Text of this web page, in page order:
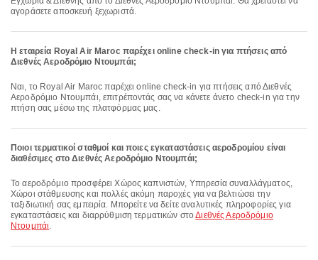
αγοράσετε αποσκευή ξεχωριστά.
Η εταιρεία Royal Air Maroc παρέχει online check-in για πτήσεις από
Διεθνές Αεροδρόμιο Ντουμπάι;
Ναι, το Royal Air Maroc παρέχει online check-in για πτήσεις από Διεθνές
Αεροδρόμιο Ντουμπάι, επιτρέποντάς σας να κάνετε άνετο check-in για την
πτήση σας μέσω της πλατφόρμας μας.
Ποιοι τερματικοί σταθμοί και ποιες εγκαταστάσεις αεροδρομίου είναι
διαθέσιμες στο Διεθνές Αεροδρόμιο Ντουμπάι;
Το αεροδρόμιο προσφέρει Χώρος καπνιστών, Υπηρεσία συναλλάγματος,
Χώροι στάθμευσης και πολλές ακόμη παροχές για να βελτιώσει την
ταξιδιωτική σας εμπειρία. Μπορείτε να δείτε αναλυτικές πληροφορίες για
εγκαταστάσεις και διαρρύθμιση τερματικών στοΔιεθνές Αεροδρόμιο
Ντουμπάι.